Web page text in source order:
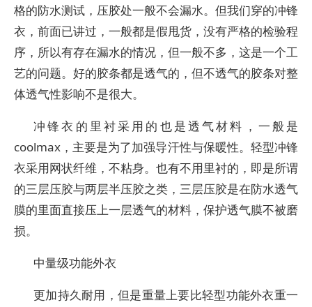
格的防水测试，压胶处一般不会漏水。但我们穿的冲锋
衣，前面已讲过，一般都是假甩货，没有严格的检验程
序，所以有存在漏水的情况，但一般不多，这是一个工
艺的问题。好的胶条都是透气的，但不透气的胶条对整
体透气性影响不是很大。
冲锋衣的里衬采用的也是透气材料，一般是
coolmax，主要是为了加强导汗性与保暖性。轻型冲锋
衣采用网状纤维，不粘身。也有不用里衬的，即是所谓
的三层压胶与两层半压胶之类，三层压胶是在防水透气
膜的里面直接压上一层透气的材料，保护透气膜不被磨
损。
中量级功能外衣
更加持久耐用，但是重量上要比轻型功能外衣重一